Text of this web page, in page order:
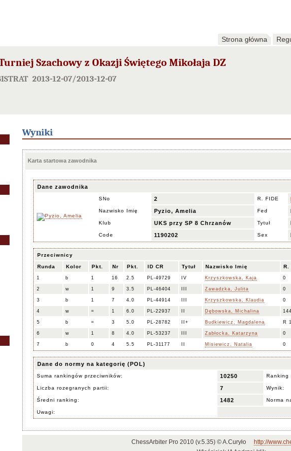
Strona główna
Szachowy z Okazji Świętego Mikołaja DZ
2013-12-07/2013-12-07
Wyniki
Karta startowa zawodnika
Dane zawodnika
SNo 2 R. FIDE
Nazwisko Imię Pyzio, Amelia Fed
Klub UKS przy SP 8 Chrzanów Tytuł
Code 1190202 Sex
Przeciwnicy
Runda Kolor Pkt. Nr Pkt. ID CR Tytuł Nazwisko Imię R.
1 b 1 16 2.5 PL-49729 IV Krzyszkowska, Kaja 0
2 w 1 9 3.5 PL-46404 Zawadzka, Julita 0
3 b 1 7 4.0 PL-44914 Krzyszkowska, Klaudia 0
4 w = 1 6.0 PL-22937 Dębowska, Michalina
5 b = 3 5.0 PL-28782 II+ Budkiewicz, Magdalena R
6 w 1 8 4.0 PL-53237 Zabłocka, Katarzyna 0
7 b 0 4 5.5 PL-31177 Misiewicz, Natalia 0
Dane do normy na kategorię (POL)
Suma rankingów przeciwników: 10250 Ranking
Liczba rozegranych partii: 7 Wynik:
Średni ranking: 1482 Norma
Uwagi:
ChessArbiter Pro 2010 (v.5.35) © A.Curyło
http://